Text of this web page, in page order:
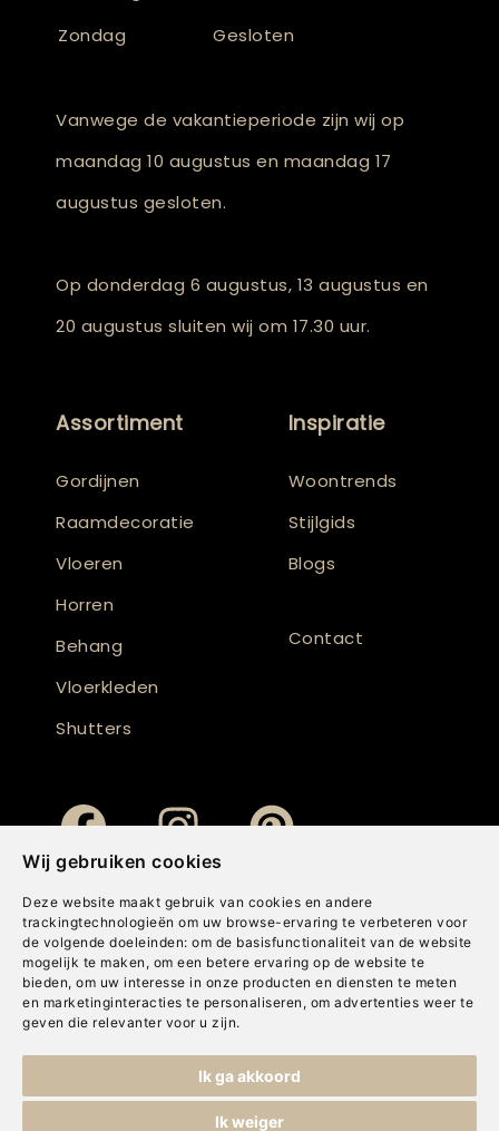
Wij gebruiken cookies
Deze website maakt gebruik van cookies en andere
trackingtechnologieën om uw browse-ervaring te verbeteren voor
de volgende doeleinden: om de basisfunctionaliteit van de website
mogelijk te maken , om een betere ervaring op de website te
bieden, om uw interesse in onze producten en diensten te meten
en marketinginteracties te personaliseren , om advertenties weer te
geven die relevanter voor u zijn.
Ik ga akkoord
Ik weiger
Zondag
Gesloten
Vanwege de vakantieperiode zijn wij op
maandag 10 augustus en maandag 17
augustus gesloten.
Op donderdag 6 augustus, 13 augustus en
20 augustus sluiten wij om 17.30 uur.
Assortiment
Gordijnen
Raamdecoratie
Vloeren
Horren
Behang
Vloerkleden
Shutters
Inspiratie
Woontrends
Stijlgids
Blogs
Contact
Cookies